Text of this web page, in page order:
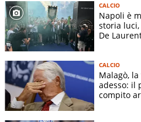
CALCIO
Napoli è
storia
De
CALCIO
Malagò,
adesso: il
compito